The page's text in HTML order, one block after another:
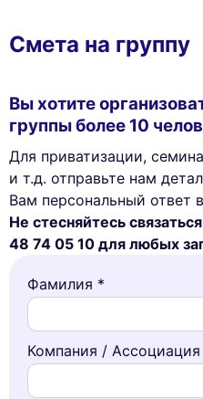
Смета на группу
Вы хотите
группы более 10
Для приватизации,
и т.д. отправьте нам
Вам персональный ответ
Не стесняйтесь
48 74 05 10 для любых
Фамилия *
Компания / Ассоциация